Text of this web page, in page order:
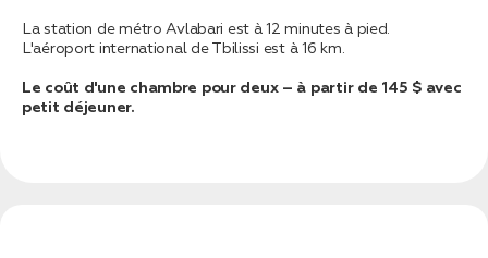
La station de métro Avlabari est à 12 minutes à pied.
L'aéroport international de Tbilissi est à 16 km.
Le coût d'une chambre pour deux – à partir de 145 $ avec
petit déjeuner.
Оставить заявку
Нажимая на кнопку, вы соглашаетесь с условиями
Политики конфиденциальности